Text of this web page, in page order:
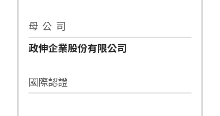
母 公 司
政伸企業股份有限公司
國際認證